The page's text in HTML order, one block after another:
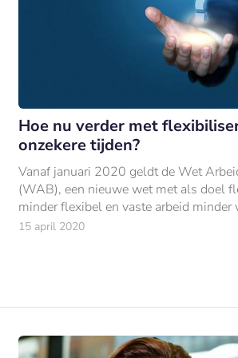
Hoe nu verder met
onzekere tijden?
Vanaf januari 2020 geldt de Wet
(WAB), een nieuwe wet met als doel
minder flexibel en vaste arbeid minder
15 april 2020